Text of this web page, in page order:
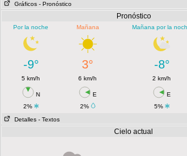
Gráficos - Pronóstico
Pronóstico
Por la noche
Mañana Mañana por la
-9° 3° -8°
5 km/h 6 km/h 2 km/h
N E E
2%
2% 5%
Detalles - Textos
Cielo actual